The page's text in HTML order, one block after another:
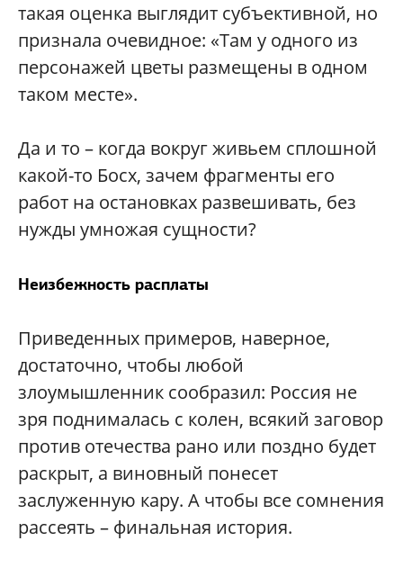
такая оценка выглядит субъективной, но
признала очевидное: «Там у одного из
персонажей цветы размещены в одном
таком месте».
Да и то – когда вокруг живьем сплошной
какой-то Босх, зачем фрагменты его
работ на остановках развешивать, без
нужды умножая сущности?
Неизбежность расплаты
Приведенных примеров, наверное,
достаточно, чтобы любой
злоумышленник сообразил: Россия не
зря поднималась с колен, всякий заговор
против отечества рано или поздно будет
раскрыт, а виновный понесет
заслуженную кару. А чтобы все сомнения
рассеять – финальная история.